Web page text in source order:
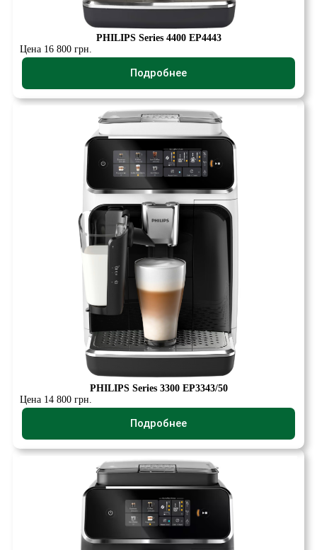
PHILIPS Series 4400 EP4443
Цена 16 800 грн.
Подробнее
PHILIPS Series 3300 EP3343/50
Цена 14 800 грн.
Подробнее